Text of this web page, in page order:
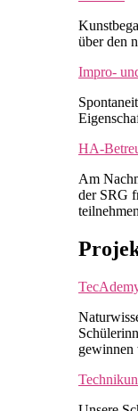
über den
Impro-
HA-
Am
der SRG